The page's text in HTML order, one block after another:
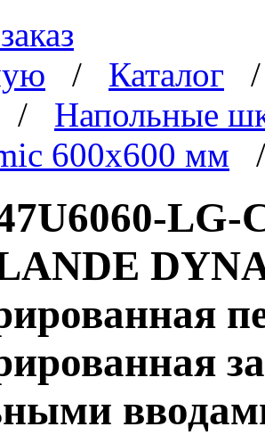
/ Каталог
/ Напольные
600x600 мм